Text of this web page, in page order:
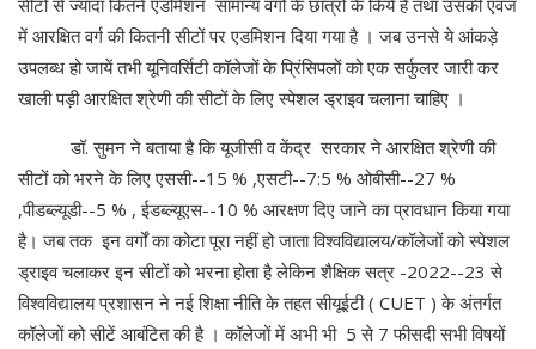
सीटों से ज्यादा कितने एडमिशन सामान्य वर्गो के छात्रों के किये हैं तथा उसकी एवज
में आरक्षित वर्ग की कितनी सीटों पर एडमिशन दिया गया है । जब उनसे ये आंकड़े
उपलब्ध हो जायें तभी यूनिवर्सिटी कॉलेजों के प्रिंसिपलों को एक सर्कुलर जारी कर
खाली पड़ी आरक्षित श्रेणी की सीटों के लिए स्पेशल ड्राइव चलाना चाहिए ।
डॉ. सुमन ने बताया है कि यूजीसी व केंद्र सरकार ने आरक्षित श्रेणी की
सीटों को भरने के लिए एससी--15 % ,एसटी--7:5 % ओबीसी--27 %
,पीडब्ल्यूडी--5 % , ईडब्ल्यूएस--10 % आरक्षण दिए जाने का प्रावधान किया गया
है। जब तक इन वर्गों का कोटा पूरा नहीं हो जाता विश्वविद्यालय/कॉलेजों को स्पेशल
ड्राइव चलाकर इन सीटों को भरना होता है लेकिन शैक्षिक सत्र -2022--23 से
विश्वविद्यालय प्रशासन ने नई शिक्षा नीति के तहत सीयूईटी ( CUET ) के अंतर्गत
कॉलेजों को सीटें आबंटित की है । कॉलेजों में अभी भी 5 से 7 फीसदी सभी विषयों